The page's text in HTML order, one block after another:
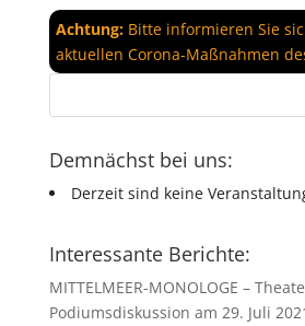
Achtung:Bitte informieren Sie
aktuellen Corona-Maßnahmen
Demnächst bei uns:
Derzeit sind keine
Interessante Berichte:
MITTELMEER-MONOLOGE –
Podiumsdiskussion am 29. Juli